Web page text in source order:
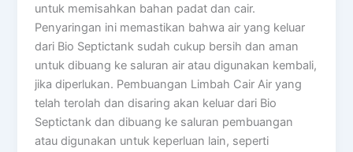
untuk memisahkan bahan padat dan cair.
Penyaringan ini memastikan bahwa air yang keluar
dari Bio Septictank sudah cukup bersih dan aman
untuk dibuang ke saluran air atau digunakan kembali,
jika diperlukan. Pembuangan Limbah Cair Air yang
telah terolah dan disaring akan keluar dari Bio
Septictank dan dibuang ke saluran pembuangan
atau digunakan untuk keperluan lain, seperti